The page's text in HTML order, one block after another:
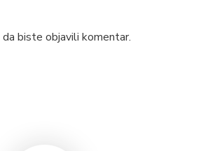
da biste objavili komentar.